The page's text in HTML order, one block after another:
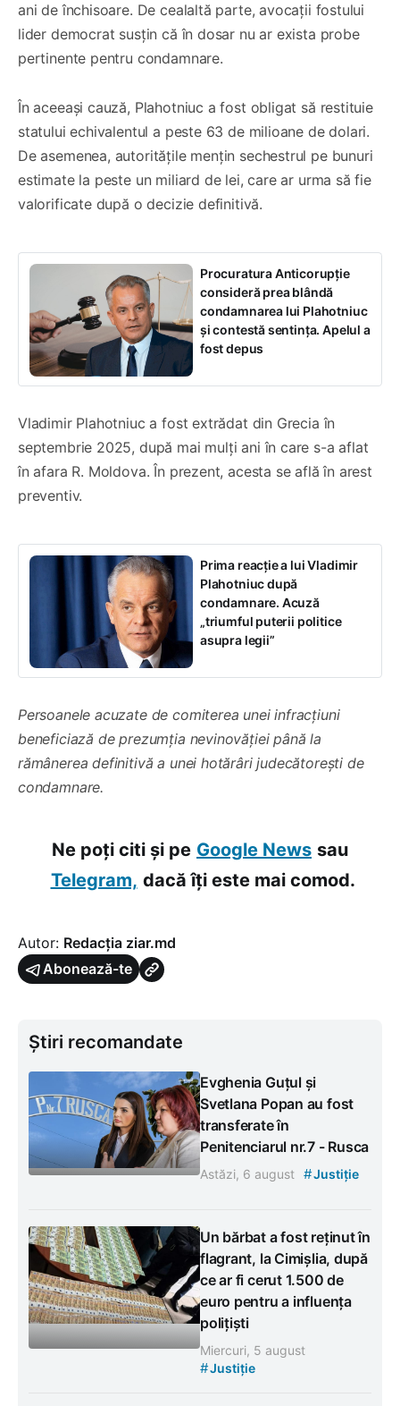
ani de închisoare. De cealaltă parte, avocații fostului
lider democrat susțin că în dosar nu ar exista probe
pertinente pentru condamnare.
În aceeași cauză, Plahotniuc a fost obligat să restituie
statului echivalentul a peste 63 de milioane de dolari.
De asemenea, autoritățile mențin sechestrul pe bunuri
estimate la peste un miliard de lei, care ar urma să fie
valorificate după o decizie definitivă.
Procuratura Anticorupție
consideră prea blândă
condamnarea lui Plahotniuc
și contestă sentința. Apelul a
fost depus
Vladimir Plahotniuc a fost extrădat din Grecia în
septembrie 2025, după mai mulți ani în care s-a aflat
în afara R. Moldova. În prezent, acesta se află în arest
preventiv.
Prima reacție a lui Vladimir
Plahotniuc după
condamnare. Acuză
„triumful puterii politice
asupra legii”
Persoanele acuzate de comiterea unei infracțiuni
beneficiază de prezumția nevinovăției până la
rămânerea definitivă a unei hotărâri judecătorești de
condamnare.
Ne poți citi și pe Google News sau
Telegram, dacă îți este mai comod.
Autor: Redacția ziar.md
Abonează-te
Știri recomandate
Evghenia Guțul și
Svetlana Popan au fost
transferate în
Penitenciarul nr.7 - Rusca
Astăzi, 6 august #Justiție
Un bărbat a fost reținut în
flagrant, la Cimișlia, după
ce ar fi cerut 1.500 de
euro pentru a influența
polițiști
Miercuri, 5 august
#Justiție